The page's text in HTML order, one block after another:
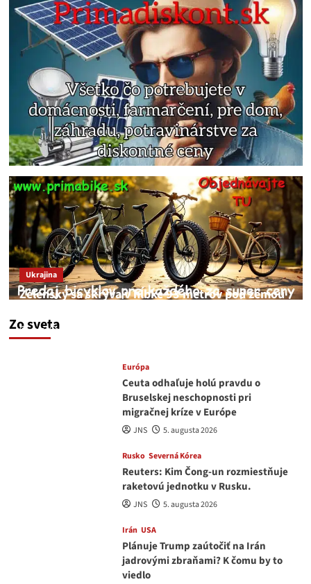
Zo sveta
Ukrajina
Zelenský sa skrýva v hĺbke 93 metrov pod zemou
JNS
Európa
Ceuta odhaľuje holú pravdu o
Bruselskej neschopnosti pri
migračnej kríze v Európe
JNS 5. augusta 2026
Rusko Severná Kórea
Reuters: Kim Čong-un rozmiestňuje
raketovú jednotku v Rusku.
JNS 5. augusta 2026
Irán USA
Plánuje Trump zaútočiť na Irán
jadrovými zbraňami? K čomu by to
viedlo